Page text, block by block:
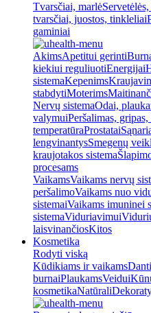
Tvarsčiai, marlė
tvarsčiai, juostos, tinkleliai
gaminiai
AkimsApetitui gerinti
kiekiui reguliuotiEnergijai
sistemaKepenims
stabdytiMoterims
Nervų sistemaOdai,
valymuiPeršalimas,
temperatūraProstatai
lengvinantysSmegenų
kraujotakos sistema
procesams
VaikamsVaikams nervų
peršalimoVaikams nuo
sistemaiVaikams imuninei
sistemaViduriavimui
laisvinančiosKitos
Kosmetika
Rodyti viską
Kūdikiams ir vaikams
burnaiPlaukamsVeidui
kosmetikaNatūrali